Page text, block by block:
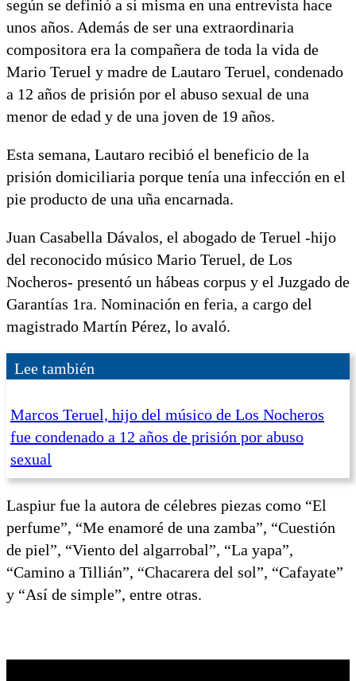
según se definió a sí misma en una entrevista hace
unos años. Además de ser una extraordinaria
compositora era la compañera de toda la vida de
Mario Teruel y madre de Lautaro Teruel, condenado
a 12 años de prisión por el abuso sexual de una
menor de edad y de una joven de 19 años.
Esta semana, Lautaro recibió el beneficio de la
prisión domiciliaria porque tenía una infección en el
pie producto de una uña encarnada.
Juan Casabella Dávalos, el abogado de Teruel -hijo
del reconocido músico Mario Teruel, de Los
Nocheros- presentó un hábeas corpus y el Juzgado de
Garantías 1ra. Nominación en feria, a cargo del
magistrado Martín Pérez, lo avaló.
Lee también
Marcos Teruel, hijo del músico de Los Nocheros
fue condenado a 12 años de prisión por abuso
sexual
Laspiur fue la autora de célebres piezas como “El
perfume”, “Me enamoré de una zamba”, “Cuestión
de piel”, “Viento del algarrobal”, “La yapa”,
“Camino a Tillián”, “Chacarera del sol”, “Cafayate”
y “Así de simple”, entre otras.